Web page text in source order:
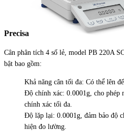
Precisa
Cân phân tích 4 số lẻ, model PB 220A
bật bao gồm:
Khả năng cân tối đa: Có thể lên
Độ chính xác: 0.0001g, cho
chính xác tối đa.
Độ lặp lại: 0.0001g, đảm bảo độ
hiện đo lường.